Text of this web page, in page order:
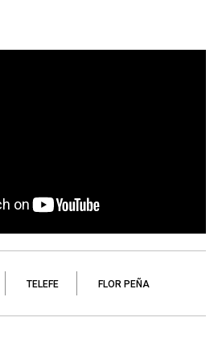
TELEFE FLOR PEÑA